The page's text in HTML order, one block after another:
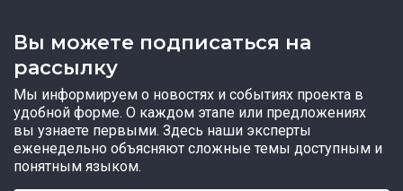
Вы можете подписаться на
рассылку
Мы информируем о новостях и событиях проекта в
удобной форме. О каждом этапе или предложениях
вы узнаете первыми. Здесь наши эксперты
еженедельно объясняют сложные темы доступным и
понятным языком.